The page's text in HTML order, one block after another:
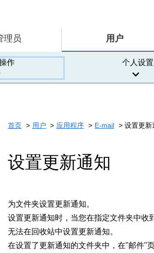
理员 用户
作 个人设置
首页 用户 应用程序 E-mail 设置更新
设置更新通知
为文件夹设置更新通知。
设置更新通知时，当您在指定文件夹中收
无法在回收站中设置更新通知。
在设置了更新通知的文件夹中，在"邮件"